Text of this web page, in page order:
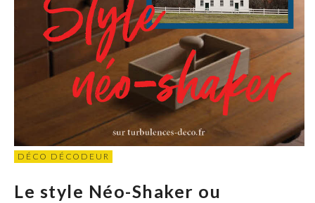
DÉCO DÉCODEUR
Le style Néo-Shaker ou